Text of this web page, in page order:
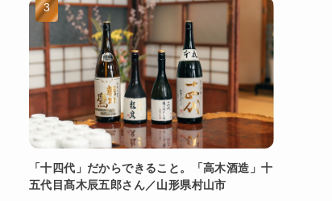
「十四代」だからできること。「高木酒造」十
五代目髙木辰五郎さん／山形県村山市